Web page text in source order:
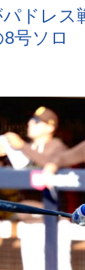
ドレス
号ソロ